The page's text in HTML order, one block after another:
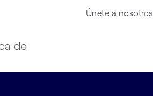
Únete a nosotros
de